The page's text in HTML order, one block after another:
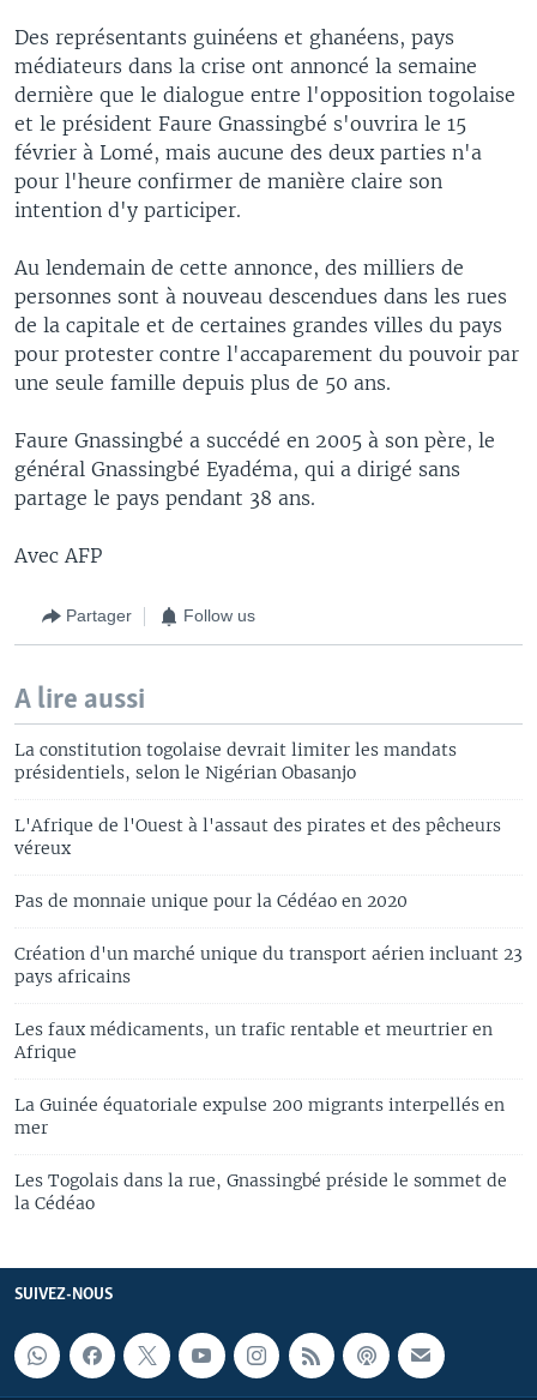
Des représentants guinéens et ghanéens, pays
médiateurs dans la crise ont annoncé la semaine
dernière que le dialogue entre l'opposition togolaise
et le président Faure Gnassingbé s'ouvrira le 15
février à Lomé, mais aucune des deux parties n'a
pour l'heure confirmer de manière claire son
intention d'y participer.
Au lendemain de cette annonce, des milliers de
personnes sont à nouveau descendues dans les rues
de la capitale et de certaines grandes villes du pays
pour protester contre l'accaparement du pouvoir par
une seule famille depuis plus de 50 ans.
Faure Gnassingbé a succédé en 2005 à son père, le
général Gnassingbé Eyadéma, qui a dirigé sans
partage le pays pendant 38 ans.
Avec AFP
Partager Follow us
A lire aussi
La constitution togolaise devrait limiter les mandats
présidentiels, selon le Nigérian Obasanjo
L'Afrique de l'Ouest à l'assaut des pirates et des pêcheurs
véreux
Pas de monnaie unique pour la Cédéao en 2020
Création d'un marché unique du transport aérien incluant 23
pays africains
Les faux médicaments, un trafic rentable et meurtrier en
Afrique
La Guinée équatoriale expulse 200 migrants interpellés en
mer
Les Togolais dans la rue, Gnassingbé préside le sommet de
la Cédéao
SUIVEZ-NOUS